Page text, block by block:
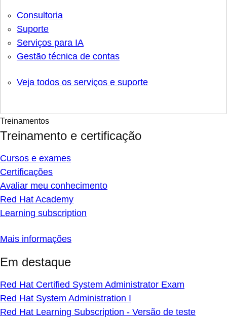
Consultoria
Suporte
Serviços para IA
Gestão técnica de contas
Veja todos os serviços e suporte
Treinamentos
Treinamento e certificação
Cursos e exames
Certificações
Avaliar meu conhecimento
Red Hat Academy
Learning subscription
Mais informações
Em destaque
Red Hat Certified System Administrator Exam
Red Hat System Administration I
Red Hat Learning Subscription - Versão de teste